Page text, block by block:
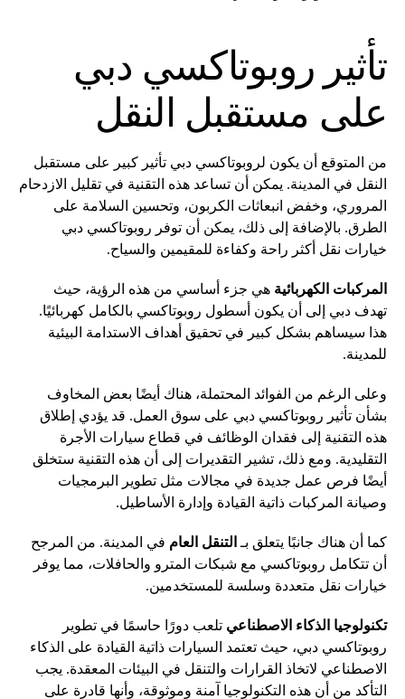
تأثير روبوتاكسي دبي
على مستقبل النقل
من المتوقع أن يكون لروبوتاكسي دبي تأثير كبير على مستقبل
النقل في المدينة. يمكن أن تساعد هذه التقنية في تقليل الازدحام
المروري، وخفض انبعاثات الكربون، وتحسين السلامة على
الطرق. بالإضافة إلى ذلك، يمكن أن توفر روبوتاكسي دبي
خيارات نقل أكثر راحة وكفاءة للمقيمين والسياح.
المركبات الكهربائية هي جزء أساسي من هذه الرؤية، حيث
تهدف دبي إلى أن يكون أسطول روبوتاكسي بالكامل كهربائيًا.
هذا سيساهم بشكل كبير في تحقيق أهداف الاستدامة البيئية
للمدينة.
وعلى الرغم من الفوائد المحتملة، هناك أيضًا بعض المخاوف
بشأن تأثير روبوتاكسي دبي على سوق العمل. قد يؤدي إطلاق
هذه التقنية إلى فقدان الوظائف في قطاع سيارات الأجرة
التقليدية. ومع ذلك، تشير التقديرات إلى أن هذه التقنية ستخلق
أيضًا فرص عمل جديدة في مجالات مثل تطوير البرمجيات
وصيانة المركبات ذاتية القيادة وإدارة الأساطيل.
كما أن هناك جانبًا يتعلق بـ التنقل العام في المدينة. من المرجح
أن تتكامل روبوتاكسي مع شبكات المترو والحافلات، مما يوفر
خيارات نقل متعددة وسلسة للمستخدمين.
تكنولوجيا الذكاء الاصطناعي تلعب دورًا حاسمًا في تطوير
روبوتاكسي دبي، حيث تعتمد السيارات ذاتية القيادة على الذكاء
الاصطناعي لاتخاذ القرارات والتنقل في البيئات المعقدة. يجب
التأكد من أن هذه التكنولوجيا آمنة وموثوقة، وأنها قادرة على